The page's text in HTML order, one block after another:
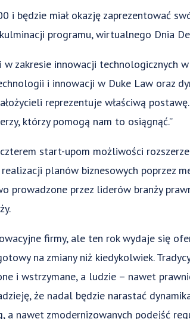
i będzie miał okazję zaprezentować
programu, wirtualnego Dnia
zakresie innowacji technologicznych
i innowacji w Duke Law oraz
reprezentuje właściwą
którzy pomogą nam to osiągnąć.”
start-upom możliwości
planów biznesowych poprzez
prowadzone przez liderów branży
firmy, ale ten rok wydaje się
na zmiany niż kiedykolwiek.
i wstrzymane, a ludzie – nawet
że nadal będzie narastać
a nawet zmodernizowanych podejść